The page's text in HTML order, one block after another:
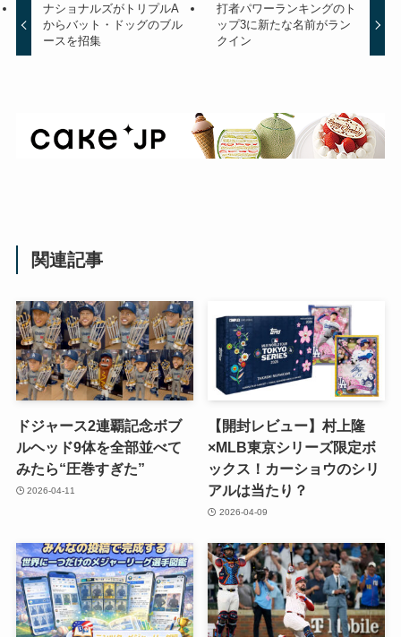
ナショナルズがトリプルA
からバット・ドッグのブル
ースを招集
打者パワーランキングのト
ップ3に新たな名前がラン
クイン
関連記事
ドジャース2連覇記念ボブ
ルヘッド9体を全部並べて
みたら“圧巻すぎた”
2026-04-11
【開封レビュー】村上隆
×MLB東京シリーズ限定ボ
ックス！カーショウのシリ
アルは当たり？
2026-04-09